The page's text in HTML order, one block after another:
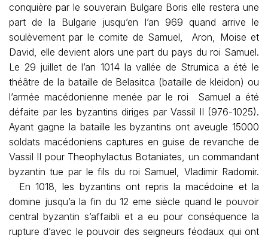
conquière par le souverain Bulgare Boris elle restera une
part de la Bulgarie jusqu’en l’an 969 quand arrive le
soulèvement par le comite de Samuel, Aron, Moise et
David, elle devient alors une part du pays du roi Samuel.
Le 29 juillet de l’an 1014 la vallée de Strumica a été le
théâtre de la bataille de Belasitca (bataille de kleidon) ou
l’armée macédonienne menée par le roi Samuel a été
défaite par les byzantins diriges par Vassil II (976-1025).
Ayant gagne la bataille les byzantins ont aveugle 15000
soldats macédoniens captures en guise de revanche de
Vassil II pour Theophylactus Botaniates, un commandant
byzantin tue par le fils du roi Samuel, Vladimir Radomir.
En 1018, les byzantins ont repris la macédoine et la
domine jusqu’a la fin du 12 eme siècle quand le pouvoir
central byzantin s’affaibli et a eu pour conséquence la
rupture d’avec le pouvoir des seigneurs féodaux qui ont